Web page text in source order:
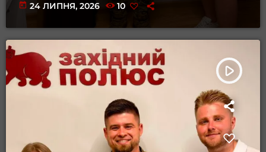
today 24 ЛИПНЯ, 2026 10
play_arrow